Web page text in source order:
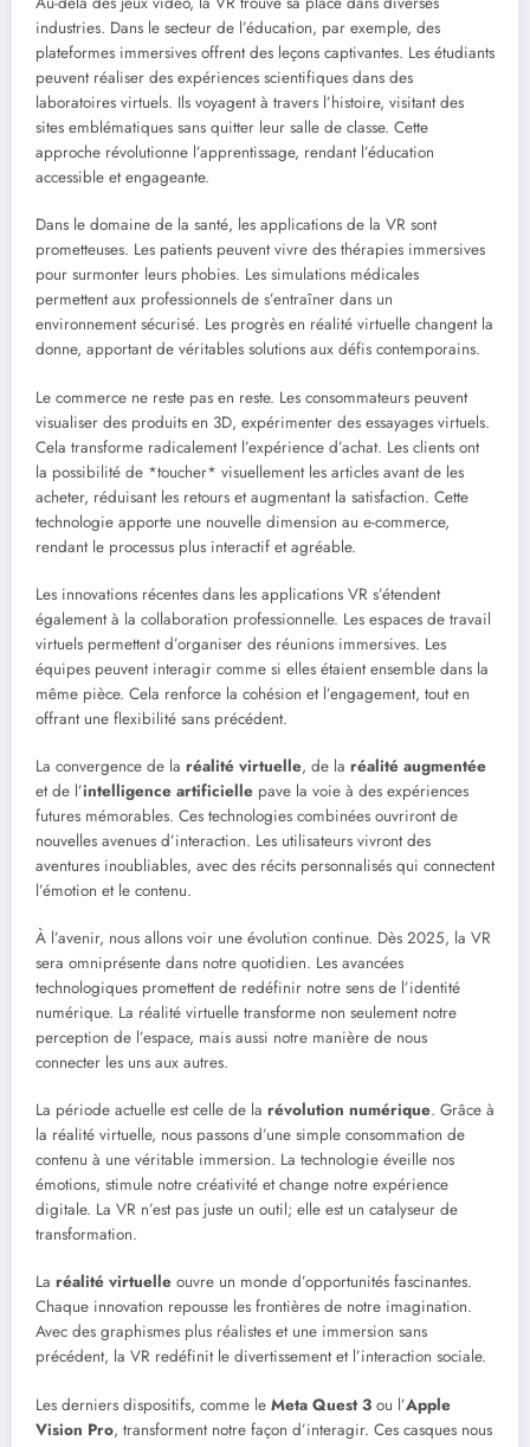
industries. Dans le secteur de l’éducation, par exemple, des
plateformes immersives offrent des leçons captivantes. Les étudiants
peuvent réaliser des expériences scientifiques dans des
laboratoires virtuels. Ils voyagent à travers l’histoire, visitant des
sites emblématiques sans quitter leur salle de classe. Cette
approche révolutionne l’apprentissage, rendant l’éducation
accessible et engageante.
Dans le domaine de la santé, les applications de la VR sont
prometteuses. Les patients peuvent vivre des thérapies immersives
pour surmonter leurs phobies. Les simulations médicales
permettent aux professionnels de s’entraîner dans un
environnement sécurisé. Les progrès en réalité virtuelle changent la
donne, apportant de véritables solutions aux défis contemporains.
Le commerce ne reste pas en reste. Les consommateurs peuvent
visualiser des produits en 3D, expérimenter des essayages virtuels.
Cela transforme radicalement l’expérience d’achat. Les clients ont
la possibilité de *toucher* visuellement les articles avant de les
acheter, réduisant les retours et augmentant la satisfaction. Cette
technologie apporte une nouvelle dimension au e-commerce,
rendant le processus plus interactif et agréable.
Les innovations récentes dans les applications VR s’étendent
également à la collaboration professionnelle. Les espaces de travail
virtuels permettent d’organiser des réunions immersives. Les
équipes peuvent interagir comme si elles étaient ensemble dans la
même pièce. Cela renforce la cohésion et l’engagement, tout en
offrant une flexibilité sans précédent.
La convergence de la réalité virtuelle, de la réalité augmentée
et de l’intelligence artificielle pave la voie à des expériences
futures mémorables. Ces technologies combinées ouvriront de
nouvelles avenues d’interaction. Les utilisateurs vivront des
aventures inoubliables, avec des récits personnalisés qui connectent
l’émotion et le contenu.
À l’avenir, nous allons voir une évolution continue. Dès 2025, la VR
sera omniprésente dans notre quotidien. Les avancées
technologiques promettent de redéfinir notre sens de l’identité
numérique. La réalité virtuelle transforme non seulement notre
perception de l’espace, mais aussi notre manière de nous
connecter les uns aux autres.
La période actuelle est celle de la révolution numérique. Grâce à
la réalité virtuelle, nous passons d’une simple consommation de
contenu à une véritable immersion. La technologie éveille nos
émotions, stimule notre créativité et change notre expérience
digitale. La VR n’est pas juste un outil; elle est un catalyseur de
transformation.
La réalité virtuelle ouvre un monde d’opportunités fascinantes.
Chaque innovation repousse les frontières de notre imagination.
Avec des graphismes plus réalistes et une immersion sans
précédent, la VR redéfinit le divertissement et l’interaction sociale.
Les derniers dispositifs, comme le Meta Quest 3 ou l’Apple
Vision Pro, transforment notre façon d’interagir. Ces casques nous